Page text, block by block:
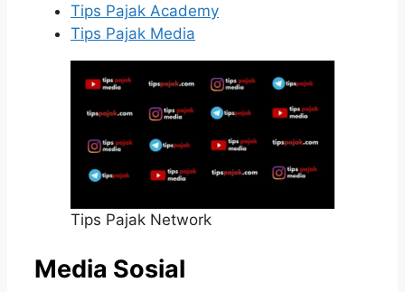
Tips Pajak Academy
Tips Pajak Media
Tips Pajak Network
Media Sosial